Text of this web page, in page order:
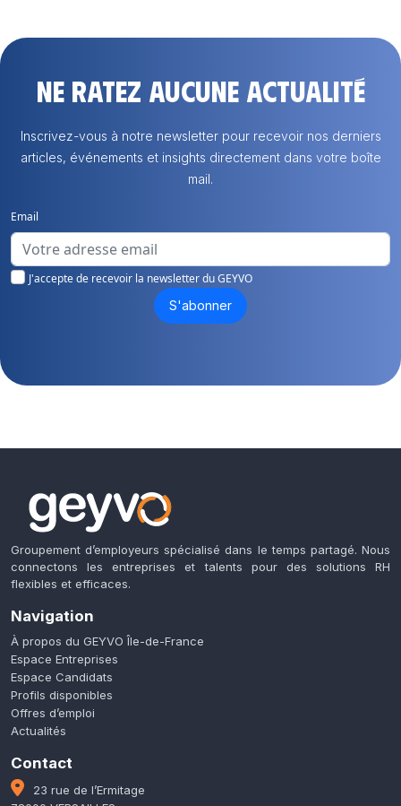
Ne ratez aucune actualité
Inscrivez-vous à notre newsletter pour recevoir nos derniers
articles, événements et insights directement dans votre boîte
mail.
Email
J'accepte de recevoir la newsletter du GEYVO
S'abonner
Groupement d’employeurs spécialisé dans le temps partagé. Nous
connectons les entreprises et talents pour des solutions RH
flexibles et efficaces.
Navigation
À propos du GEYVO Île-de-France
Espace Entreprises
Espace Candidats
Profils disponibles
Offres d’emploi
Actualités
Contact
23 rue de l’Ermitage